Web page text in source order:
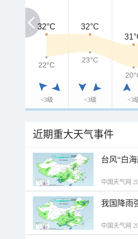
<3级 <3级 <3
32°C
32°C
32°C
22°C
22°C
23°C
近期重大天气事件
台风“白
中国天气网
我国降雨
中国天气网